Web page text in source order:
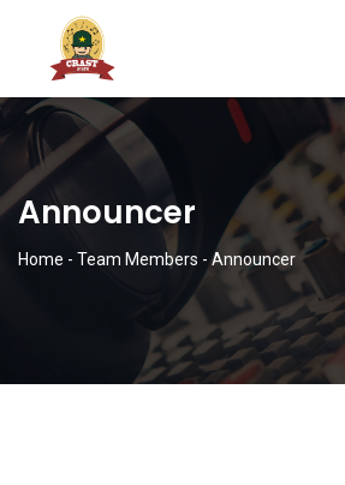
Announcer
Home - Team Members -Announcer